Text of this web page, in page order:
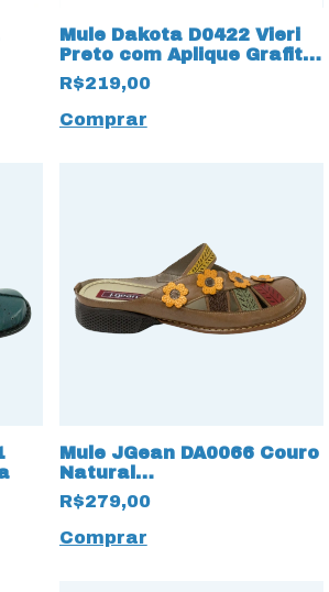
Mule Dakota D0422 Vieri
Preto com Aplique Grafite
Preto
R$219,00
Comprar
Mule JGean DA0066 Couro
Natural
Caramelo/Amêndoa
NUMERAÇÃO ESPECIAL
R$279,00
Comprar